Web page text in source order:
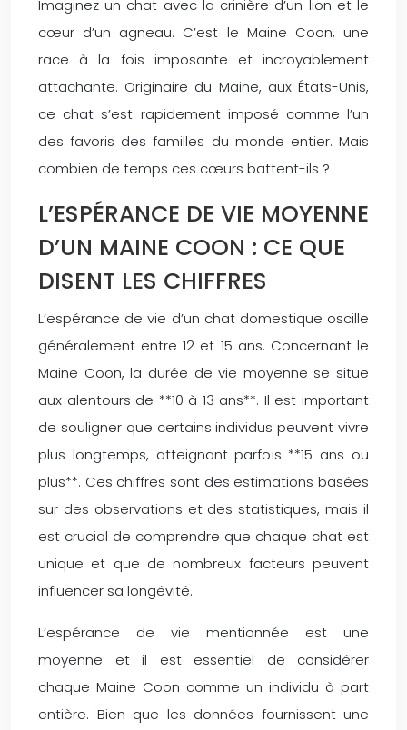
Imaginez un chat avec la crinière d’un lion et le
cœur d’un agneau. C’est le Maine Coon, une
race à la fois imposante et incroyablement
attachante. Originaire du Maine, aux États-Unis,
ce chat s’est rapidement imposé comme l’un
des favoris des familles du monde entier. Mais
combien de temps ces cœurs battent-ils ?
L’ESPÉRANCE DE VIE MOYENNE
D’UN MAINE COON : CE QUE
DISENT LES CHIFFRES
L’espérance de vie d’un chat domestique oscille
généralement entre 12 et 15 ans. Concernant le
Maine Coon, la durée de vie moyenne se situe
aux alentours de **10 à 13 ans**. Il est important
de souligner que certains individus peuvent vivre
plus longtemps, atteignant parfois **15 ans ou
plus**. Ces chiffres sont des estimations basées
sur des observations et des statistiques, mais il
est crucial de comprendre que chaque chat est
unique et que de nombreux facteurs peuvent
influencer sa longévité.
L’espérance de vie mentionnée est une
moyenne et il est essentiel de considérer
chaque Maine Coon comme un individu à part
entière. Bien que les données fournissent une